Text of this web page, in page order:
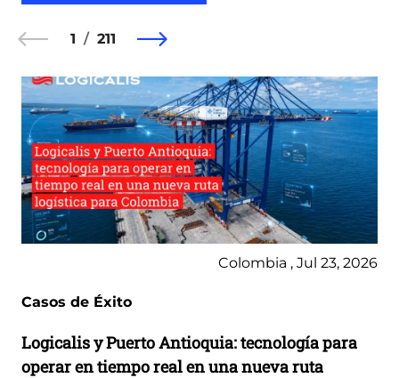
1 211
Colombia , Jul 23, 2026
Casos de Éxito
Logicalis y Puerto Antioquia: tecnología para
operar en tiempo real en una nueva ruta